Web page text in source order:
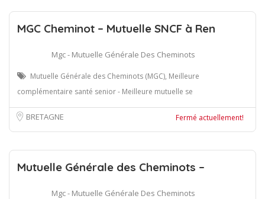
MGC Cheminot – Mutuelle SNCF à Ren
Mgc - Mutuelle Générale Des Cheminots
Mutuelle Générale des Cheminots (MGC), Meilleure
complémentaire santé senior - Meilleure mutuelle se
BRETAGNE Fermé actuellement!
Mutuelle Générale des Cheminots –
Mgc - Mutuelle Générale Des Cheminots